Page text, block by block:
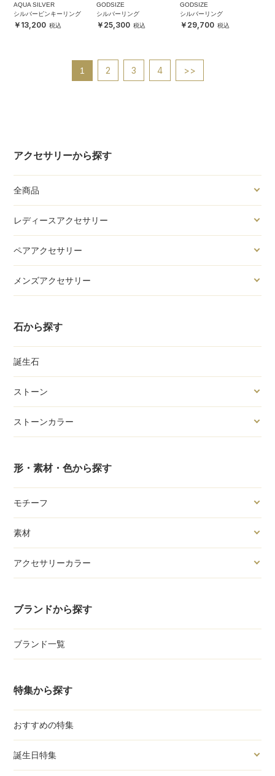
アクセサリーから探す
全商品
レディースアクセサリー
ペアアクセサリー
メンズアクセサリー
石から探す
誕生石
ストーン
ストーンカラー
形・素材・色から探す
モチーフ
素材
アクセサリーカラー
ブランドから探す
ブランド一覧
特集から探す
おすすめの特集
誕生日特集
AQUA SILVER
シルバーピンキーリング
13,200
GODSIZE
シルバーリング
25,300
GODSIZE
シルバーリング
29,700
1 2 3 4 >>